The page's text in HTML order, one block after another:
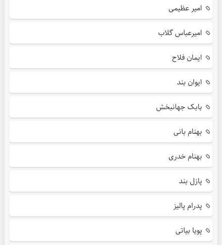
امیر عظیمی
امیرعباس گلاب
ایمان فلاح
ایوان بند
بابک جهانبخش
بهنام بانی
بهنام خدری
پازل بند
پدرام پالیز
پویا بیاتی